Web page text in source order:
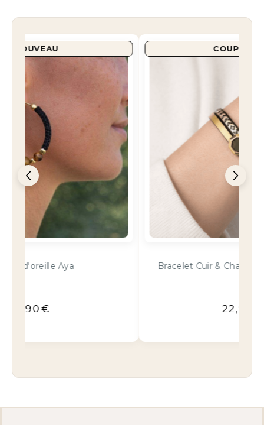
Bracelet Cuir & Charms Créatifs or et noir